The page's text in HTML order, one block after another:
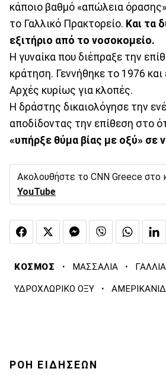
κάποιο βαθμό «απώλεια
το Γαλλικό Πρακτορείο. Και τα
εξιτήριο από το νοσοκομείο.
Η γυναίκα που διέπραξε την
κράτηση. Γεννήθηκε το 1976 και
Αρχές κυρίως για κλοπές.
Η δράστης δικαιολόγησε την
αποδίδοντας την επίθεση στο
«υπήρξε θύμα βίας με οξύ» σε
Ακολουθήστε το CNN Greece στο
YouTube
ΚΟΣΜΟΣ · ΜΑΣΣΑΛΙΑ · ΓΑΛΛΙΑ
ΥΔΡΟΧΛΩΡΙΚΟ ΟΞΥ ·
ΡΟΗ ΕΙΔΗΣΕΩΝ